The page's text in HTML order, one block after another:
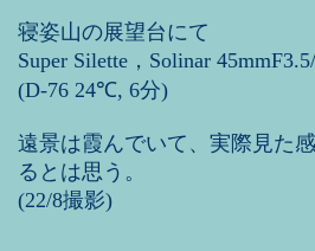
寝姿山の展望台にて
Super Silette，Solinar
(D-76 24℃, 6分)
遠景は霞んでいて、実際見た
るとは思う。
(22/8撮影)